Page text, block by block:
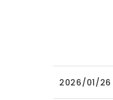
2026/01/26